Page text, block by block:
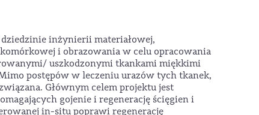
inżynierii materiałowej,
i obrazowania w celu opracowania
uszkodzonymi tkankami miękkimi
postępów w leczeniu urazów tych tkanek,
Głównym celem projektu jest
gojenie i regenerację ścięgien i
in-situ poprawi regenerację